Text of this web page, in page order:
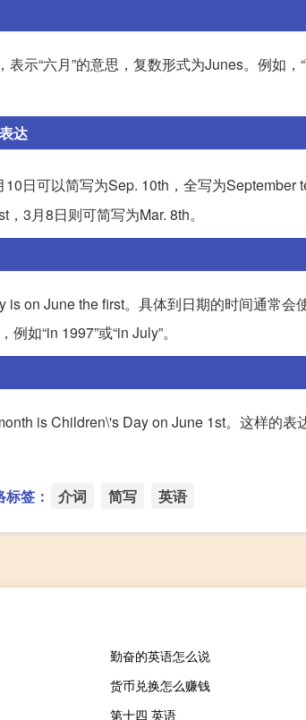
示“六月”的意思，复数形式为Junes。例如
达
日可以简写为Sep. 10th，全写为September
3月8日则可简写为Mar. 8th。
on June the first。具体到日期的时间通常会
如“in 1997”或“in July”。
is Children\'s Day on June 1st。这样的
标签： 介词 简写 英语
勤奋的英语怎么说
货币兑换怎么赚钱
第十四 英语